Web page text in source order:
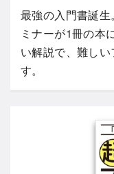
最強の入門書誕
ミナーが1冊の本
い解説で、難し
す。